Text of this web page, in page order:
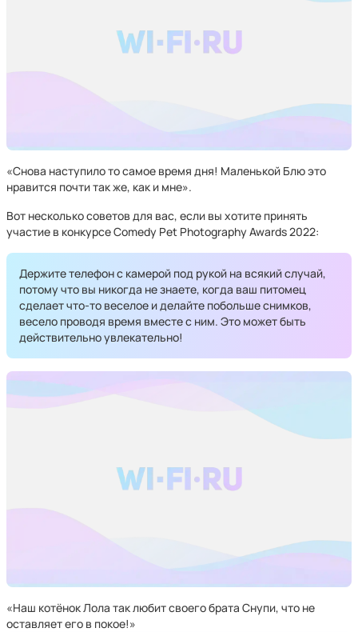
«Снова наступило то самое время дня! Маленькой Блю это
нравится почти так же, как и мне».
Вот несколько советов для вас, если вы хотите принять
участие в конкурсе Comedy Pet Photography Awards 2022:
Держите телефон с камерой под рукой на всякий случай,
потому что вы никогда не знаете, когда ваш питомец
сделает что-то веселое и делайте побольше снимков,
весело проводя время вместе с ним. Это может быть
действительно увлекательно!
«Наш котёнок Лола так любит своего брата Снупи, что не
оставляет его в покое!»